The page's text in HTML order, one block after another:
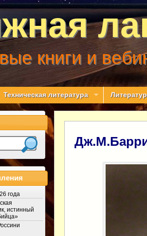
книги и
Техническая литература
года
истинный